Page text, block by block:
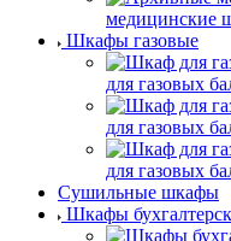
медицинские
Шкафы газовые
для газовых
для газовых
для газовых
Сушильные шкафы
Шкафы